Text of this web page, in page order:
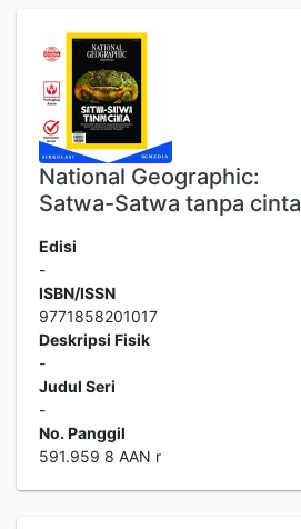
National Geographic:
Satwa-Satwa tanpa cinta
Edisi
-
ISBN/ISSN
9771858201017
Deskripsi Fisik
-
Judul Seri
-
No. Panggil
591.959 8 AAN r